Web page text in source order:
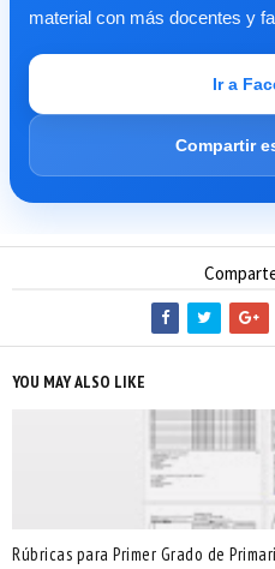
material con más docentes y
Ir a
Compartir
YOU MAY ALSO LIKE
Rúbricas para Primer Grado de